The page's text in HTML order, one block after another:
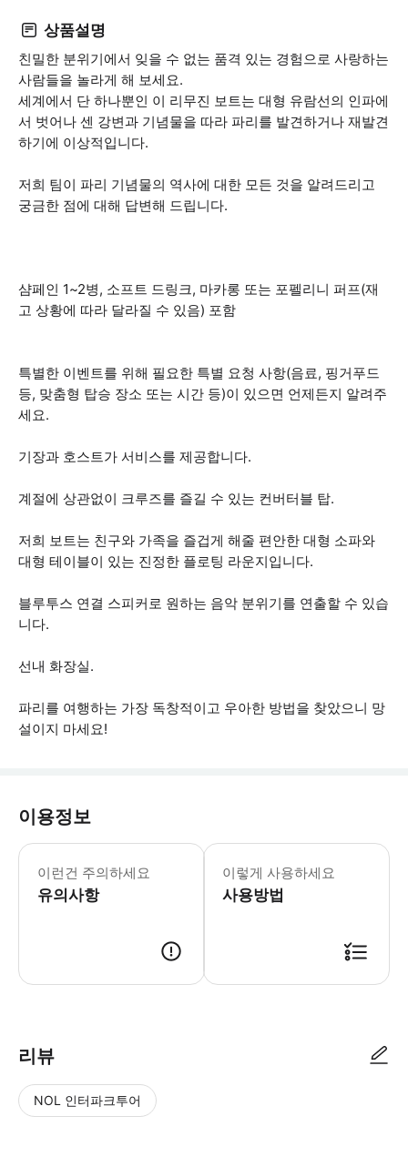
상품설명
친밀한 분위기에서 잊을 수 없는 품격 있는 경험으로 사랑하는
사람들을 놀라게 해 보세요.
세계에서 단 하나뿐인 이 리무진 보트는 대형 유람선의 인파에
서 벗어나 센 강변과 기념물을 따라 파리를 발견하거나 재발견
하기에 이상적입니다.
저희 팀이 파리 기념물의 역사에 대한 모든 것을 알려드리고
궁금한 점에 대해 답변해 드립니다.
샴페인 1~2병, 소프트 드링크, 마카롱 또는 포펠리니 퍼프(재
고 상황에 따라 달라질 수 있음) 포함
특별한 이벤트를 위해 필요한 특별 요청 사항(음료, 핑거푸드
등, 맞춤형 탑승 장소 또는 시간 등)이 있으면 언제든지 알려주
세요.
기장과 호스트가 서비스를 제공합니다.
계절에 상관없이 크루즈를 즐길 수 있는 컨버터블 탑.
저희 보트는 친구와 가족을 즐겁게 해줄 편안한 대형 소파와
대형 테이블이 있는 진정한 플로팅 라운지입니다.
블루투스 연결 스피커로 원하는 음악 분위기를 연출할 수 있습
니다.
선내 화장실.
파리를 여행하는 가장 독창적이고 우아한 방법을 찾았으니 망
설이지 마세요!
이용정보
이런건 주의하세요
유의사항
* 소요시간 : 90분 (옵션에 따라 소요
이렇게 사용하세요
사용방법
리뷰
NOL 인터파크투어